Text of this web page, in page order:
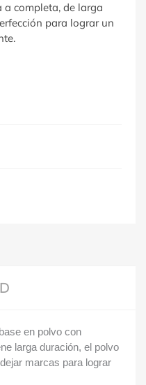
a completa, de larga
para lograr un
en polvo con
larga duración, el polvo
marcas para lograr